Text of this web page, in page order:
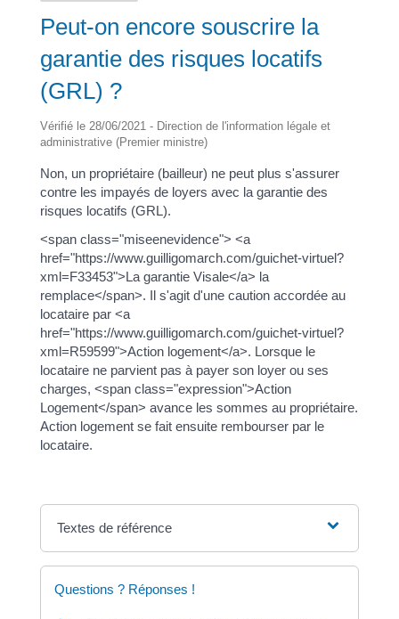
Peut-on encore souscrire la
garantie des risques locatifs
(GRL) ?
Vérifié le 28/06/2021 - Direction de l'information légale et
administrative (Premier ministre)
Non, un propriétaire (bailleur) ne peut plus s'assurer
contre les impayés de loyers avec la garantie des
risques locatifs (GRL).
<span class="miseenevidence"> <a
href="https://www.guilligomarch.com/guichet-virtuel?
xml=F33453">La garantie Visale</a> la
remplace</span>. Il s'agit d'une caution accordée au
locataire par <a
href="https://www.guilligomarch.com/guichet-virtuel?
xml=R59599">Action logement</a>. Lorsque le
locataire ne parvient pas à payer son loyer ou ses
charges, <span class="expression">Action
Logement</span> avance les sommes au propriétaire.
Action logement se fait ensuite rembourser par le
locataire.
Textes de référence
Questions ? Réponses !